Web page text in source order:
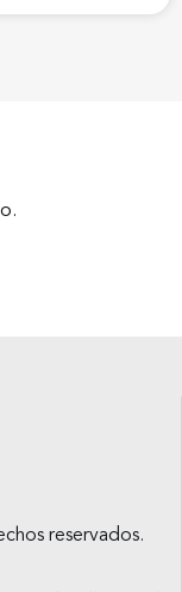
reservados.